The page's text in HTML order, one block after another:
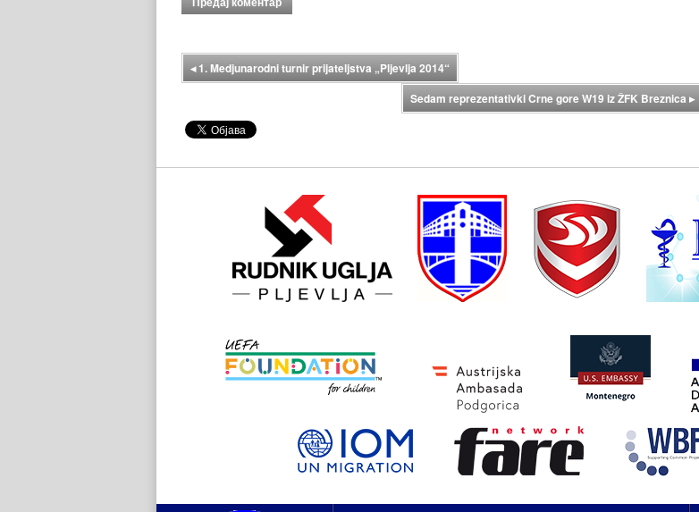
◂1. Medjunarodni turnir prijateljstva „Pljevlja 2014“
Sedam reprezentativki Crne gore W19 iz ŽFK Breznica ▸